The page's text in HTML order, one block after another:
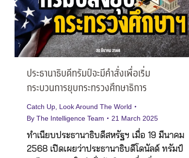
ประธานาธิบดีทรัมป์จะมีคำสั่งเพื่อเริ่ม
กระบวนการยุบกระทรวงศึกษาธิการ
Catch Up, Look Around The World
By The Intelligence Team 21 March 2025
ทำเนียบประธานาธิบดีสหรัฐฯ เมื่อ 19 มีนาคม
2568 เปิดเผยว่าประธานาธิบดีโดนัลด์ ทรัมป์